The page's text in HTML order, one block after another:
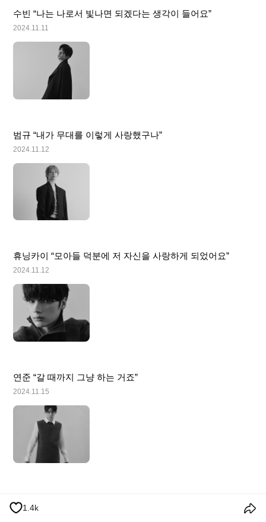
1.4k
수빈 “나는 나로서 빛나면 되겠다는 생각이 들어요”
2024.11.11
범규 “내가 무대를 이렇게 사랑했구나”
2024.11.12
휴닝카이 “모아들 덕분에 저 자신을 사랑하게 되었어요”
2024.11.12
연준 “갈 때까지 그냥 하는 거죠”
2024.11.15
2024.11.16